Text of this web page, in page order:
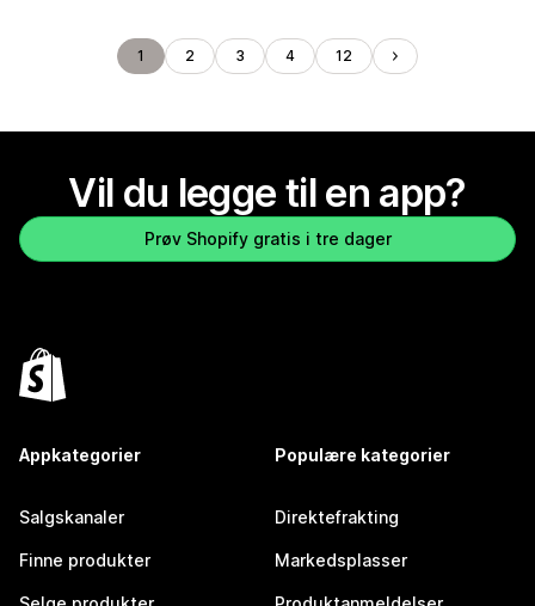
1 2 3 4 12
Vil du legge til en app?
Prøv Shopify gratis i tre dager
Appkategorier
Salgskanaler
Finne produkter
Populære kategorier
Direktefrakting
Markedsplasser